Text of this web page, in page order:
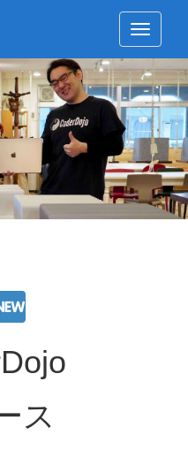
Toggle
ス